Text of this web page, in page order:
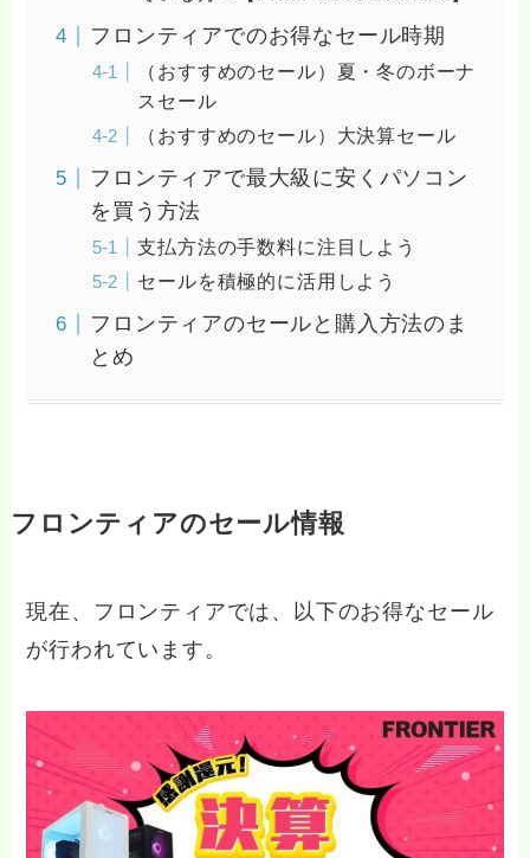
フロンティアでのお得なセール時期
（おすすめのセール）夏・冬のボーナ
スセール
（おすすめのセール）大決算セール
フロンティアで最大級に安くパソコン
を買う方法
支払方法の手数料に注目しよう
セールを積極的に活用しよう
フロンティアのセールと購入方法のま
とめ
フロンティアのセール情報
現在、フロンティアでは、以下のお得なセール
が行われています。